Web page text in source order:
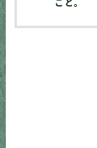
こと。